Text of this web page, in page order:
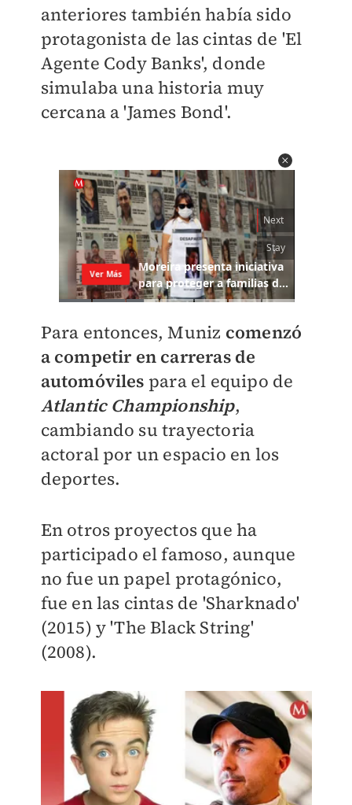
anteriores también había sido
protagonista de las cintas de 'El
Agente Cody Banks', donde
simulaba una historia muy
cercana a 'James Bond'.
Para entonces, Muniz comenzó
a competir en carreras de
automóviles para el equipo de
Atlantic Championship,
cambiando su trayectoria
actoral por un espacio en los
deportes.
En otros proyectos que ha
participado el famoso, aunque
no fue un papel protagónico,
fue en las cintas de 'Sharknado'
(2015) y 'The Black String'
(2008).